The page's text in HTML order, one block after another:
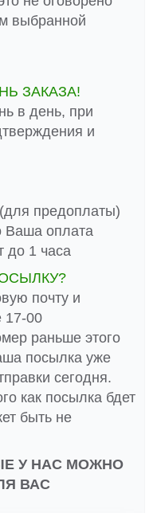
выбранной
ЗАКАЗА!
в день, при
и
предоплаты)
Ваша оплата
до 1 часа
почту и
17-00
раньше этого
посылка уже
сегодня.
как посылка бдет
быть не
У НАС МОЖНО
ВАС